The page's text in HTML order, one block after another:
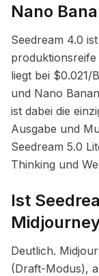
Nano
Seedream 4.0
produktionsreife
liegt bei $0.021/
und Nano
ist dabei die
Ausgabe und
Seedream 5.0
Thinking und
Ist
Deutlich.
(Draft-Modus),